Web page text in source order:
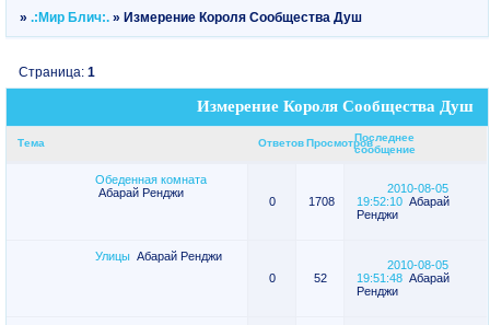
».:Мир Блич:. » Измерение Короля Сообщества Душ
Измерение Короля Сообщества Душ
Страница:1
Тема ОтветовПросмотровПоследнее
сообщение
Обеденная комната
Абарай Ренджи
0 1708
2010-08-05
19:52:10 Абарай
Ренджи
Улицы Абарай Ренджи
0
52
2010-08-05
19:51:48 Абарай
Ренджи